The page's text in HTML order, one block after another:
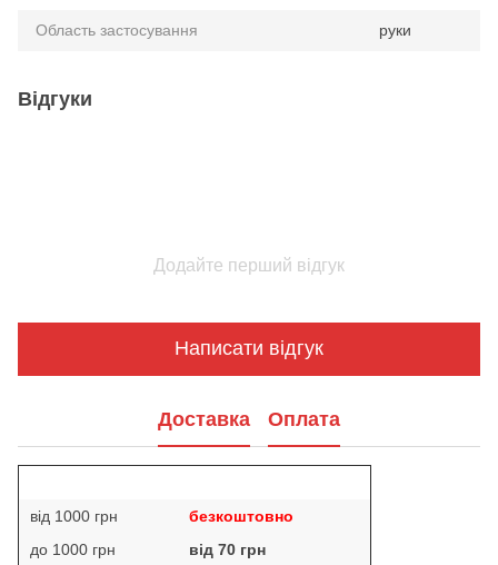
Область застосування руки
Відгуки
Додайте перший відгук
Написати відгук
Доставка Оплата
від 1000 грн
безкоштовно
до 1000 грн
від 70 грн